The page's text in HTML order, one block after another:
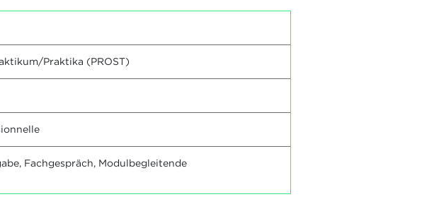
Praktika (PROST)
Fachgespräch, Modulbegleitende